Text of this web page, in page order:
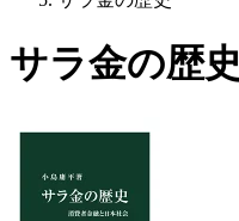
サラ金の歴史